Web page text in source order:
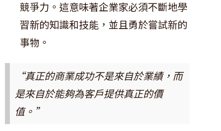
競爭力。這意味著企業家必須不斷地學
習新的知識和技能，並且勇於嘗試新的
事物。
“真正的商業成功不是來自於業績，而
是來自於能夠為客戶提供真正的價
值。”